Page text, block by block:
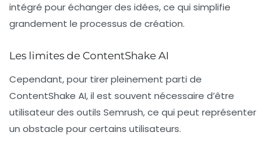
intégré pour échanger des idées, ce qui simplifie
grandement le processus de création.
Les limites de ContentShake AI
Cependant, pour tirer pleinement parti de
ContentShake AI, il est souvent nécessaire d’être
utilisateur des outils Semrush, ce qui peut représenter
un obstacle pour certains utilisateurs.